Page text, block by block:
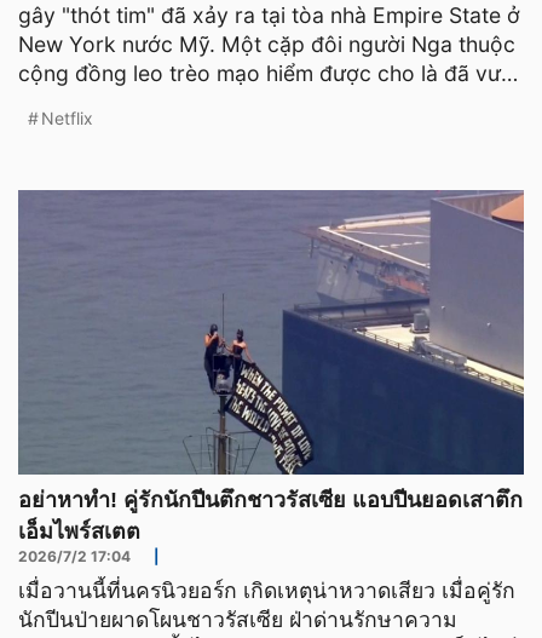
gây "thót tim" đã xảy ra tại tòa nhà Empire State ở
New York nước Mỹ. Một cặp đôi người Nga thuộc
cộng đồng leo trèo mạo hiểm được cho là đã vượt
Netflix
อย่าหาทำ! คู่รักนักปีนตึกชาวรัสเซีย แอบปีนยอดเสาตึก
เอ็มไพร์สเตต
2026/7/2 17:04
เมื่อวานนี้ที่นครนิวยอร์ก เกิดเหตุน่าหวาดเสียว เมื่อคู่รัก
นักปีนป่ายผาดโผนชาวรัสเซีย ฝ่าด่านรักษาความ